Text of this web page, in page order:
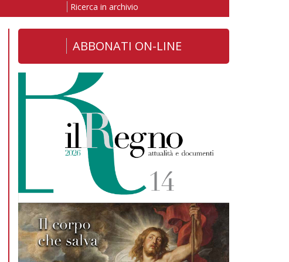
Ricerca in archivio
ABBONATI ON-LINE